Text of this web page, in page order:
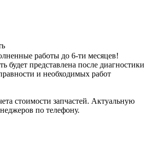
работы до 6-ти месяцев!
будет представлена после диагностики
и необходимых работ
стоимости запчастей. Актуальную
по телефону.